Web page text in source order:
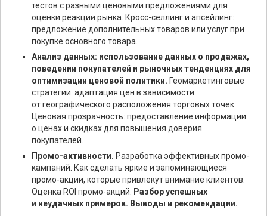
тестов с разными ценовыми предложениями для
оценки реакции рынка. Кросс-селлинг и апсейлинг:
предложение дополнительных товаров или услуг при
покупке основного товара.
Анализ данных: использование данных о продажах,
поведении покупателей и рыночных тенденциях для
оптимизации ценовой политики. Геомаркетинговые
стратегии: адаптация цен в зависимости
от географического расположения торговых точек.
Ценовая прозрачность: предоставление информации
о ценах и скидках для повышения доверия
покупателей.
Промо-активности. Разработка эффективных промо-
кампаний. Как сделать яркие и запоминающиеся
промо-акции, которые привлекут внимание клиентов.
Оценка ROI промо-акций.
Разбор успешных
и неудачных примеров. Выводы и рекомендации.